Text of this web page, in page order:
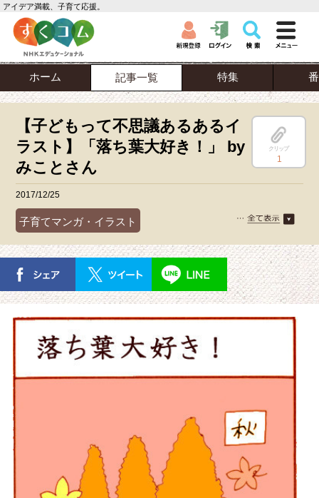
アイデア満載、子育て応援。
ホーム 記事一覧 特集
【子どもって不思議あるあるイ
ラスト】「落ち葉大好き！」 by
みことさん
クリップ
1
2017/12/25
子育てマンガ・イラスト